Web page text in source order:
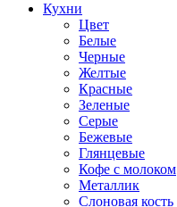
Кухни
Цвет
Белые
Черные
Желтые
Красные
Зеленые
Серые
Бежевые
Глянцевые
Кофе с молоком
Металлик
Слоновая кость